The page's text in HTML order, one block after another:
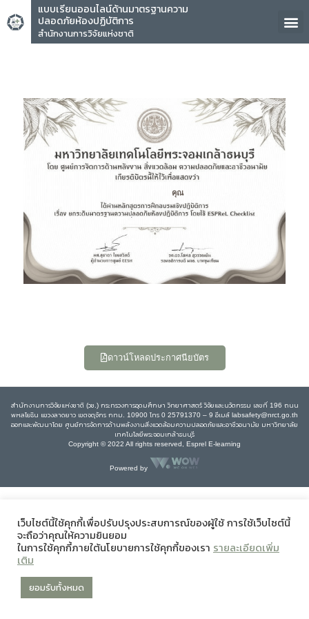
แบบเรียนออนไลน์ด้านมาตรฐานความ
ปลอดภัยห้องปฏิบัติการ
สำนักงานการวิจัยแห่งชาติ
คุณ
ดาวน์โหลดประกาศนียบัตร
สำนักงานการวิจัยแห่งชาติ (วช.) กระทรวงการอุดมศึกษา วิทยาศาสตร์ วิจัยและนวัตกรรม เลขที่ 196 ถนน
พหลโยธิน แขวงลาดยาว เขตจตุจักร กทม. 10900 โทร 0 25791370 – 9 อีเมล์ labsafety@nrct.go.th
ออกและพัฒนาโดย ศูนย์การจัดการด้านพลังงานสิ่งแวดล้อมความปลอดภัยและอาชีวอนามัย มหาวิทยาลัย
เทคโนโลยีพระจอมเกล้าธนบุรี
Copyright © 2022 All rights reserved, Esprel E-learning
Powered by
เว็บไซต์นี้ใช้คุกกี้เพื่อปรับปรุงประสบการณ์ของผู้ใช้ การใช้เว็บไซต์นี้
จะถือว่าคุณให้ความยินยอม
ในการใช้คุกกี้ภายใต้นโยบายการใช้คุกกี้ของเรา รายละเอียดเพิ่ม
เติม
ยอมรับทั้งหมด